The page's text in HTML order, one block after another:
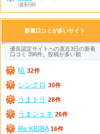
浦和9R
新着口コミが多いサイト
優良認定サイトへの直近3日の新着
口コミ 396件。投稿が多い順
暁 32件
シンクロ 30件
うまトリ 28件
うまジェネ 26件
Re:KEIBA 16件